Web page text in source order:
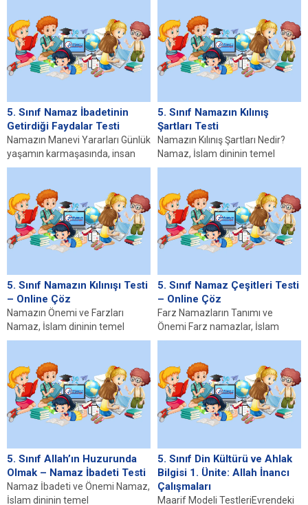
Testi Namazın Kılınışı...
5. Sınıf Namaz İbadetinin
Getirdiği Faydalar Testi
Namazın Manevi Yararları Günlük
yaşamın karmaşasında, insan
varoluş amacını unutarak
5....
5. Sınıf Namazın Kılınış
Şartları Testi
Namazın Kılınış Şartları Nedir?
Namaz, İslam dininin temel
ibadetlerinden biri olup,
5. Sınıf Namazın Kılınışı Testi
– Online Çöz
Namazın Önemi ve Farzları
Namaz, İslam dininin temel
taşlarından biri olup,
yaşamlarında yerine...
5. Sınıf Namaz Çeşitleri Testi
– Online Çöz
Farz Namazların Tanımı ve
Önemi Farz namazlar, İslam
dininde, Müslümanların yerine
emredilmiş...
5. Sınıf Allah’ın Huzurunda
Olmak – Namaz İbadeti Testi
Namaz İbadeti ve Önemi Namaz,
İslam dininin temel
5. Sınıf Din Kültürü ve Ahlak
Bilgisi 1. Ünite: Allah İnancı
Çalışmaları
Maarif Modeli TestleriEvrendeki